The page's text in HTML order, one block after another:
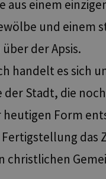
aus einem
und einem
der Apsis.
handelt es sich
der Stadt, die
heutigen Form
Fertigstellung das
christlichen